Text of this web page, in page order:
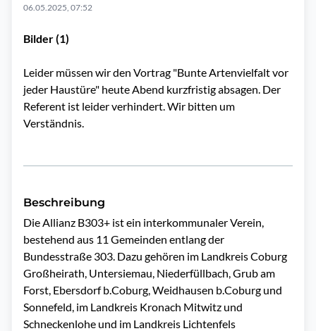
06.05.2025, 07:52
Bilder (1)
Leider müssen wir den Vortrag "Bunte Artenvielfalt vor
jeder Haustüre" heute Abend kurzfristig absagen. Der
Referent ist leider verhindert. Wir bitten um
Verständnis.
Beschreibung
Die Allianz B303+ ist ein interkommunaler Verein,
bestehend aus 11 Gemeinden entlang der
Bundesstraße 303. Dazu gehören im Landkreis Coburg
Großheirath, Untersiemau, Niederfüllbach, Grub am
Forst, Ebersdorf b.Coburg, Weidhausen b.Coburg und
Sonnefeld, im Landkreis Kronach Mitwitz und
Schneckenlohe und im Landkreis Lichtenfels